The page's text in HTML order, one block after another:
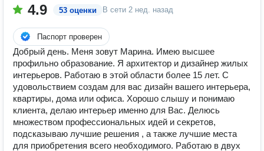
4.9 53 оценки В сети 2 нед. назад
Паспорт проверен
Добрый день. Меня зовут Марина. Имею высшее
профильно образование. Я архитектор и дизайнер жилых
интерьеров. Работаю в этой области более 15 лет. С
удовольствием создам для вас дизайн вашего интерьера,
квартиры, дома или офиса. Хорошо слышу и понимаю
клиента, делаю интерьер именно для Вас. Делюсь
множеством профессиональных идей и секретов,
подсказываю лучшие решения , а также лучшие места
для приобретения всего необходимого. Работаю в двух